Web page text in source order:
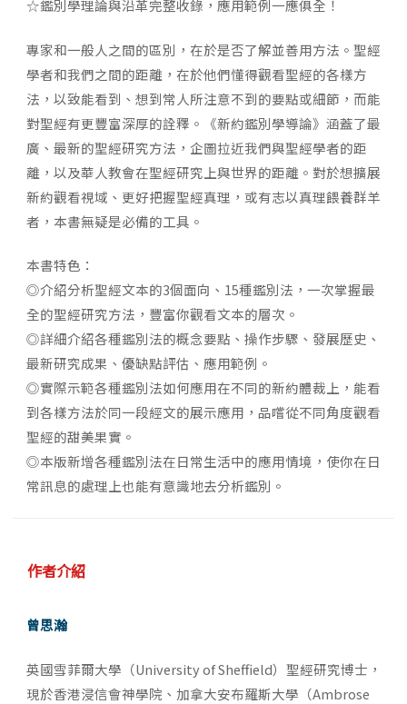
☆鑑別學理論與沿革完整收錄，應用範例一應俱全！
專家和一般人之間的區別，在於是否了解並善用方法。聖經
學者和我們之間的距離，在於他們懂得觀看聖經的各樣方
法，以致能看到、想到常人所注意不到的要點或細節，而能
對聖經有更豐富深厚的詮釋。《新約鑑別學導論》涵蓋了最
廣、最新的聖經研究方法，企圖拉近我們與聖經學者的距
離，以及華人教會在聖經研究上與世界的距離。對於想擴展
新約觀看視域、更好把握聖經真理，或有志以真理餵養群羊
者，本書無疑是必備的工具。
本書特色：
◎介紹分析聖經文本的3個面向、15種鑑別法，一次掌握最
全的聖經研究方法，豐富你觀看文本的層次。
◎詳細介紹各種鑑別法的概念要點、操作步驟、發展歷史、
最新研究成果、優缺點評估、應用範例。
◎實際示範各種鑑別法如何應用在不同的新約體裁上，能看
到各樣方法於同一段經文的展示應用，品嚐從不同角度觀看
聖經的甜美果實。
◎本版新增各種鑑別法在日常生活中的應用情境，使你在日
常訊息的處理上也能有意識地去分析鑑別。
作者介紹
曾思瀚
英國雪菲爾大學（University of Sheffield）聖經研究博士，
現於香港浸信會神學院、加拿大安布羅斯大學（Ambrose